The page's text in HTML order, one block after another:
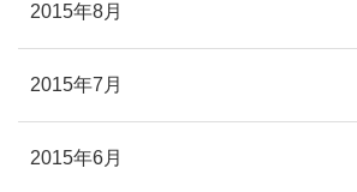
2015年8月
2015年7月
2015年6月